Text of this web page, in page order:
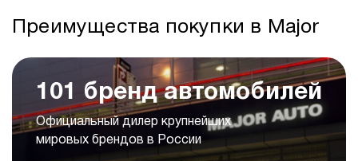
Преимущества покупки в Major
101 бренд автомобилей
Официальный дилер крупнейших
мировых брендов в России